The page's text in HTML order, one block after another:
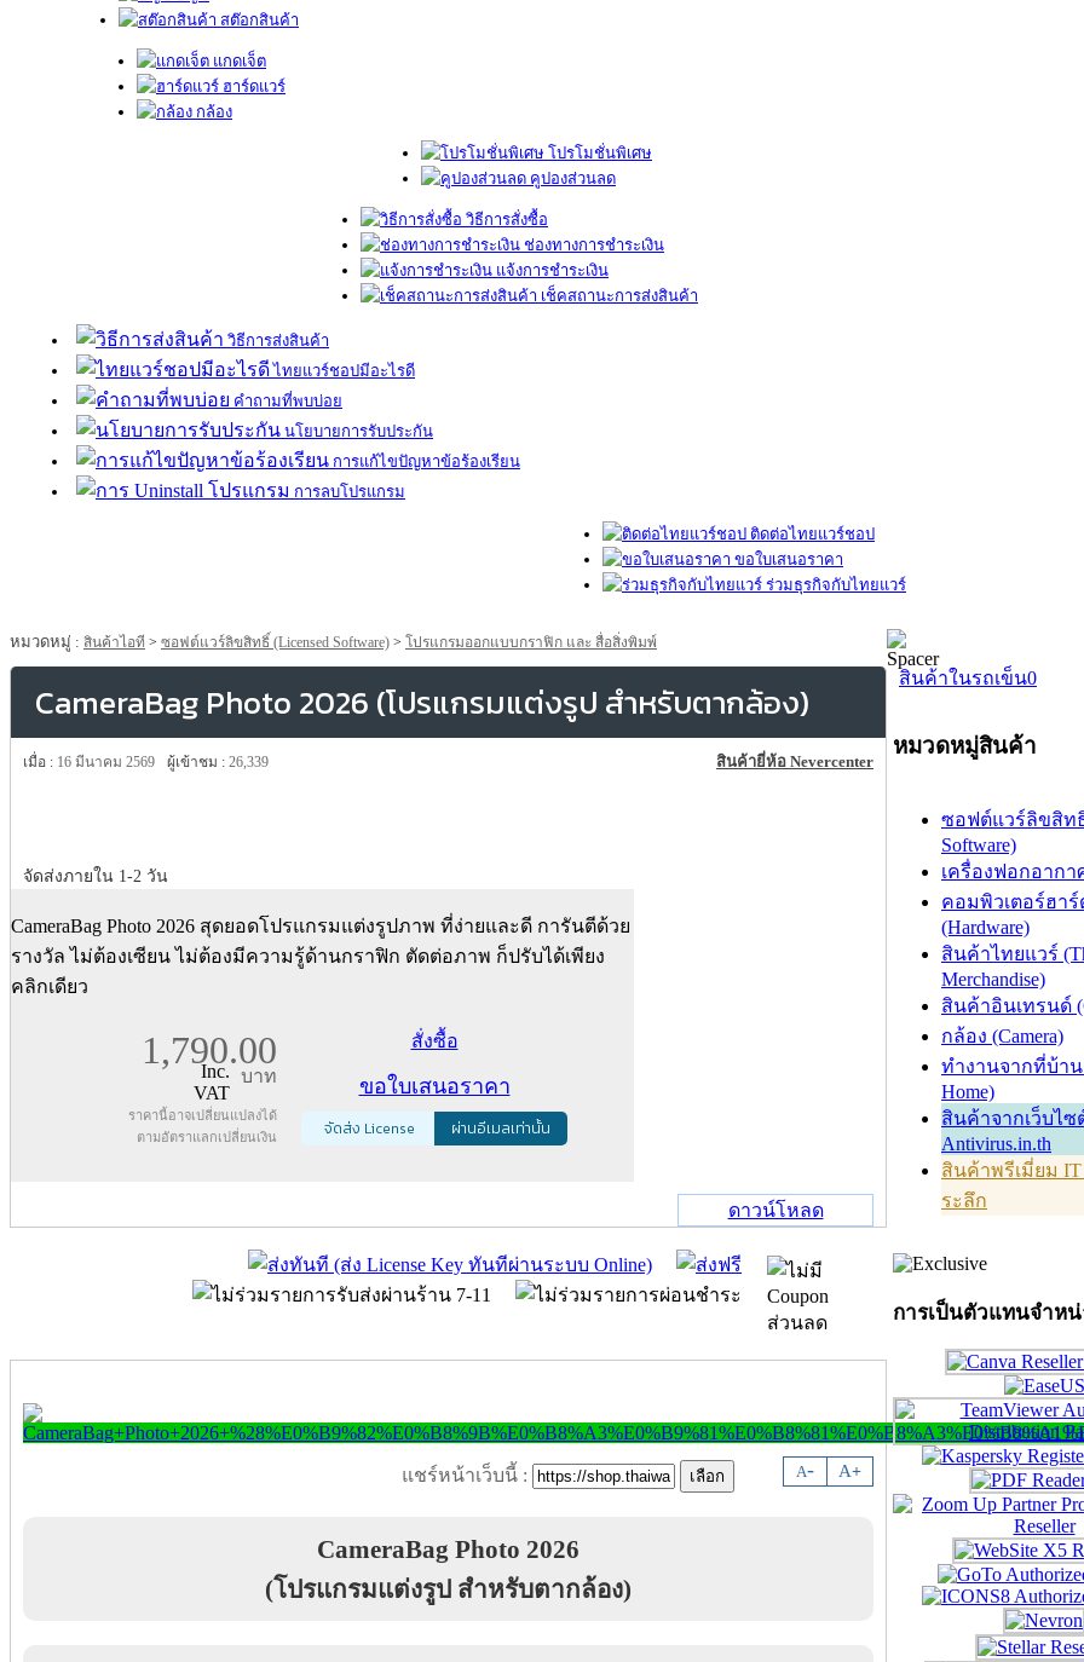
สต๊อกสินค้า
แกดเจ็ต
ฮาร์ดแวร์
กล้อง
โปรโมชั่นพิเศษ
คูปองส่วนลด
วิธีการสั่งซื้อ
ช่องทางการชำระเงิน
แจ้งการชำระเงิน
เช็คสถานะการส่งสินค้า
วิธีการส่งสินค้า
ไทยแวร์ชอปมีอะไรดี
คำถามที่พบบ่อย
นโยบายการรับประกัน
การแก้ไขปัญหาข้อร้องเรียน
การลบโปรแกรม
ติดต่อไทยแวร์ชอป
ขอใบเสนอราคา
ร่วมธุรกิจกับไทยแวร์
หมวดหมู่ : สินค้าไอที > ซอฟต์แวร์ลิขสิทธิ์ (Licensed Software) > โปรแกรมออกแบบกราฟิก และ สื่อสิ่งพิมพ์
CameraBag Photo 2026 (โปรแกรมแต่งรูป สำหรับตากล้อง)
เมื่อ : 16 มีนาคม 2569 ผู้เข้าชม : 26,339 สินค้ายี่ห้อ Nevercenter
จัดส่งภายใน 1-2 วัน
CameraBag Photo 2026 สุดยอดโปรแกรมแต่งรูปภาพ ที่ง่ายและดี การันตีด้วย
รางวัล ไม่ต้องเซียน ไม่ต้องมีความรู้ด้านกราฟิก ตัดต่อภาพ ก็ปรับได้เพียง
คลิกเดียว
1,790.00
บาท
Inc.
VAT
ราคานี้อาจเปลี่ยนแปลงได้
ตามอัตราแลกเปลี่ยนเงิน
สั่งซื้อ
ขอใบเสนอราคา
จัดส่ง License ผ่านอีเมลเท่านั้น
ดาวน์โหลด
A- A+
แชร์หน้าเว็บนี้ :
CameraBag Photo 2026
(โปรแกรมแต่งรูป สำหรับตากล้อง)
สินค้าในรถเข็น0
หมวดหมู่สินค้า
ซอฟต์แวร์ลิขสิทธิ์
Software)
เครื่องฟอกอากา
คอมพิวเตอร์ฮาร์
(Hardware)
สินค้าไทยแวร์
Merchandise)
สินค้าอินเทรนด์
กล้อง (Camera)
ทำงานจากที่บ้าน
Home)
สินค้าจากเว็บไซ
Antivirus.in.th
สินค้าพรีเมี่ยม
ระลึก
การเป็นตัวแทนจำห